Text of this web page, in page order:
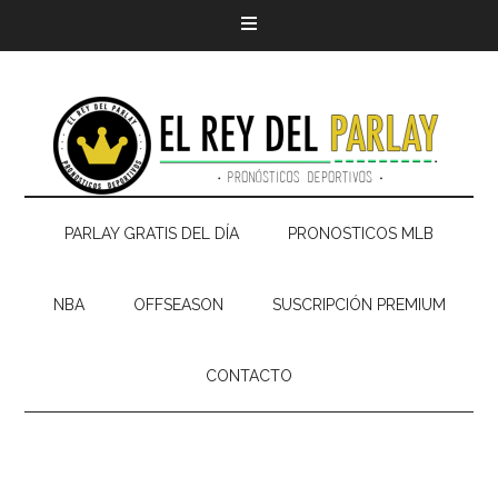
PARLAY GRATIS DEL DÍA PRONOSTICOS MLB
NBA OFFSEASON SUSCRIPCIÓN PREMIUM
CONTACTO